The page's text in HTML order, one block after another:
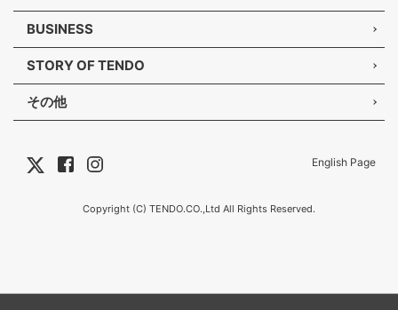
BUSINESS
STORY OF TENDO
その他
English Page
Copyright (C) TENDO.CO.,Ltd All Rights Reserved.